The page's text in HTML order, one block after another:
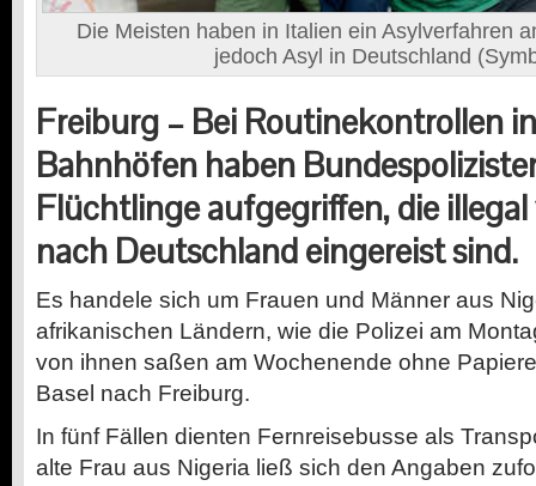
Die Meisten haben in Italien ein Asylverfahren
jedoch Asyl in Deutschland
Freiburg – Bei Routinekontrollen
Bahnhöfen haben
Flüchtlinge aufgegriffen, die
nach Deutschland eingereist sind.
Es handele sich um Frauen und Männer aus
afrikanischen Ländern, wie die Polizei am
von ihnen saßen am Wochenende ohne
Basel nach Freiburg.
In fünf Fällen dienten Fernreisebusse als
alte Frau aus Nigeria ließ sich den Angaben